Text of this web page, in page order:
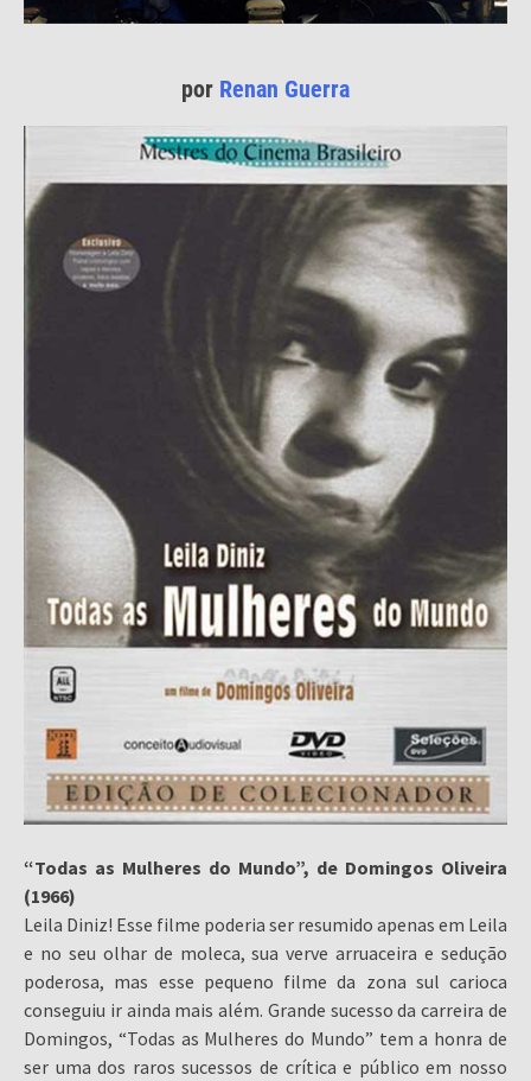
por Renan Guerra
“Todas as Mulheres do Mundo”, de Domingos Oliveira
(1966)
Leila Diniz! Esse filme poderia ser resumido apenas em Leila
e no seu olhar de moleca, sua verve arruaceira e sedução
poderosa, mas esse pequeno filme da zona sul carioca
conseguiu ir ainda mais além. Grande sucesso da carreira de
Domingos, “Todas as Mulheres do Mundo” tem a honra de
ser uma dos raros sucessos de crítica e público em nosso